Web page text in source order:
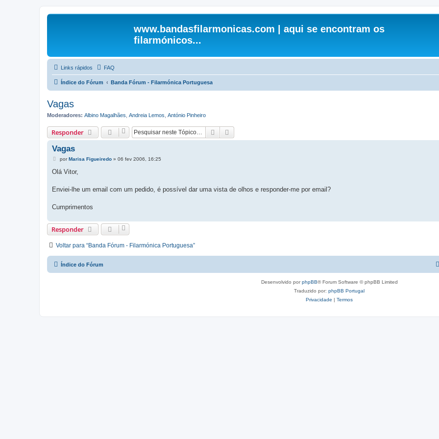
www.bandasfilarmonicas.com | aqui se encontram os
filarmónicos...
Links rápidos FAQ
Índice do Fórum Banda Fórum - Filarmónica Portuguesa
Vagas
Moderadores: Albino Magalhães Andreia Lemos António Pinheiro
Responder Pesquisar
Vagas
M
n
g
porMarisa Figueiredo» 06 fev 2006, 16:25
Olá Vitor,
Enviei-lhe um email com um pedido, é possível dar uma vista de olhos e responder-me por email?
Cumprimentos
Responder
Voltar para “Banda Fórum - Filarmónica Portuguesa”
Índice do Fórum
Desenvolvido porphpBB® Forum Software © phpBB Limited
Traduzido por: phpBB Portugal
Privacidade | Termos